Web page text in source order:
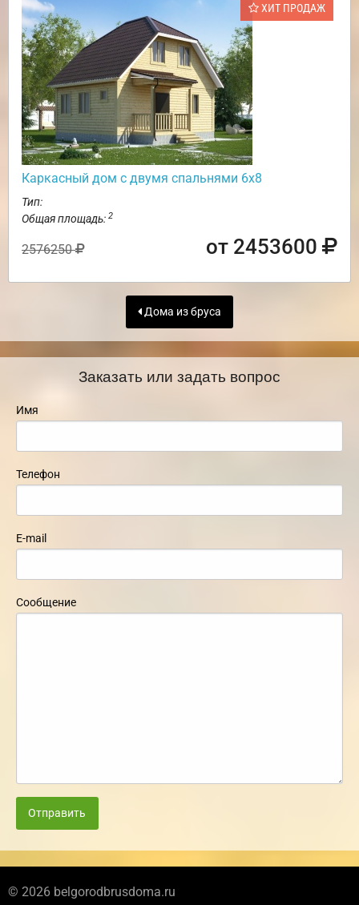
ХИТ ПРОДАЖ
Каркасный дом с двумя спальнями 6х8
Тип:
Общая площадь: 2
2576250 от 2453600
Дома из бруса
Заказать или задать вопрос
Имя
Телефон
E-mail
Сообщение
Отправить
© 2026 belgorodbrusdoma.ru